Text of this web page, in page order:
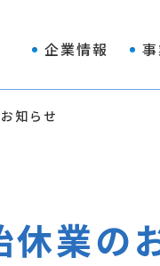
企業情報
知らせ
業の